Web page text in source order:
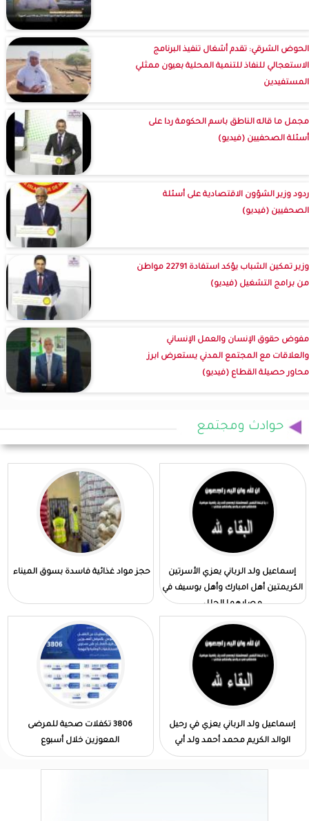
الحوض الشرقي: تقدم أشغال تنفيذ البرنامج
الاستعجالي للنفاذ للتنمية المحلية بعيون ممثلي
المستفيدين
مجمل ما قاله الناطق باسم الحكومة ردا على
أسئلة الصحفيين (فيديو)
ردود وزير الشؤون الاقتصادية على أسئلة
الصحفيين (فيديو)
وزير تمكين الشباب يؤكد استفادة 22791 مواطن
من برامج التشغيل (فيديو)
مفوض حقوق الإنسان والعمل الإنساني
والعلاقات مع المجتمع المدني يستعرض ابرز
محاور حصيلة القطاع (فيديو)
حوادث ومجتمع
إسماعيل ولد الرباني يعزي الأسرتين
الكريمتين أهل امبارك وأهل بوسيف في
مصابهما الجلل
حجز مواد غذائية فاسدة بسوق الميناء
إسماعيل ولد الرباني يعزي في رحيل
الوالد الكريم محمد أحمد ولد أبي
3806 تكفلات صحية للمرضى
المعوزين خلال أسبوع